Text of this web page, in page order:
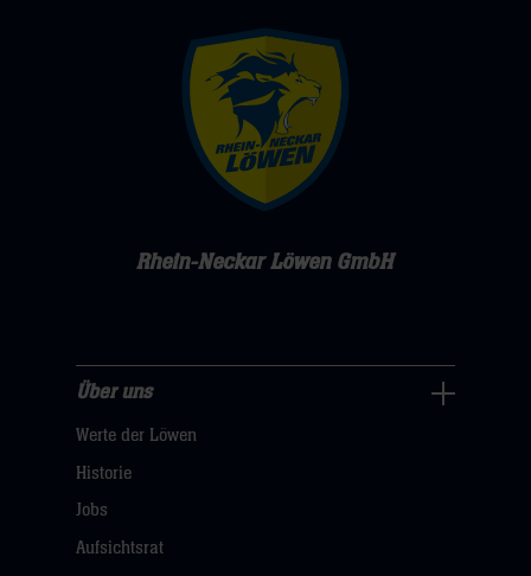
Rhein-Neckar Löwen GmbH
uns
Navigation
öffnen,
Über uns
Werte der Löwen
Historie
Jobs
Aufsichtsrat